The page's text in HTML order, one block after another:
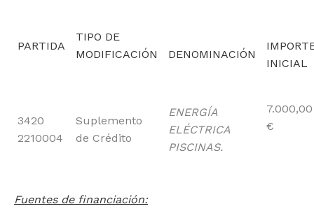
PARTIDA
TIPO DE
MODIFICACIÓN
DENOMINACIÓN
INICIAL
3420
2210004
Suplemento
de Crédito
ENERGÍA
ELÉCTRICA
PISCINAS.
7.000,00
€
Fuentes de financiación: